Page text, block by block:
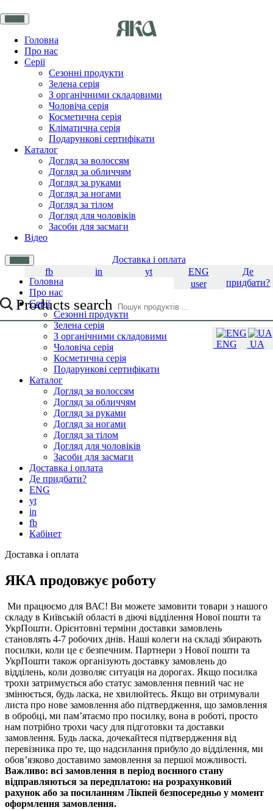
Головна
Про нас
Серії
Сезонні продукти
Зелена серія
З органічними складовими
Чоловіча серія
Косметична серія
Кліматична серія
Подарункові сертифікати
Каталог
Догляд за волоссям
Догляд за обличчям
Догляд за руками
Догляд за ногами
Догляд за тілом
Догляд для чоловіків
Засоби для засмаги
Відео
Доставка і оплата
Де
придбати?
ENG
UA
ENG
yt
in
fb
user
Products search
Головна
Про нас
Серії
Сезонні продукти
Зелена серія
З органічними складовими
Чоловіча серія
Косметична серія
Подарункові сертифікати
Каталог
Догляд за волоссям
Догляд за обличчям
Догляд за руками
Догляд за ногами
Догляд за тілом
Догляд для чоловіків
Засоби для засмаги
Доставка і оплата
Де придбати?
ENG
yt
in
fb
Кабінет
Доставка і оплата
ЯКА продовжує роботу
Ми працюємо для ВАС! Ви можете замовити товари з нашого
складу в Київській області в діючі відділення Нової пошти та
УкрПошти. Орієнтовні терміни доставки замовлень
становлять 4-7 робочих днів. Наші колеги на складі збирають
посилки, коли це є безпечним. Партнери з Нової пошти та
УкрПошти також організують доставку замовлень до
відділень, коли дозволяє ситуація на дорогах. Якщо посилка
трохи затримується або статус замовлення певний час не
змінюється, будь ласка, не хвилюйтесь. Якщо ви отримували
листа про нове замовлення або підтвердження, що замовлення
в обробці, ми пам’ятаємо про посилку, вона в роботі, просто
нам потрібно трохи часу для підготовки та доставки
замовлення. Будь ласка, дочекайтеся підтвердження від
перевізника про те, що надсилання прибуло до відділення, ми
обов’язково доставимо замовлення за першої можливості.
Важливо: всі замовлення в період воєнного стану
відправляються за передплатою: на розрахунковий
рахунок або за посиланням Лікпей безпосередньо у момент
оформлення замовлення.